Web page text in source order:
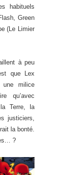
habituels
Green
(Le Limier
à peu
que Lex
milice
qu’avec
Terre, la
justiciers,
la bonté.
?